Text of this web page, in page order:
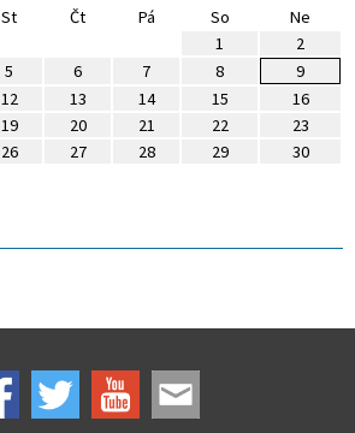
St Čt Pá So
Ne
1
2
5 6 7 8
9
12 13 14 15
16
19 20 21 22
23
26 27 28 29
30